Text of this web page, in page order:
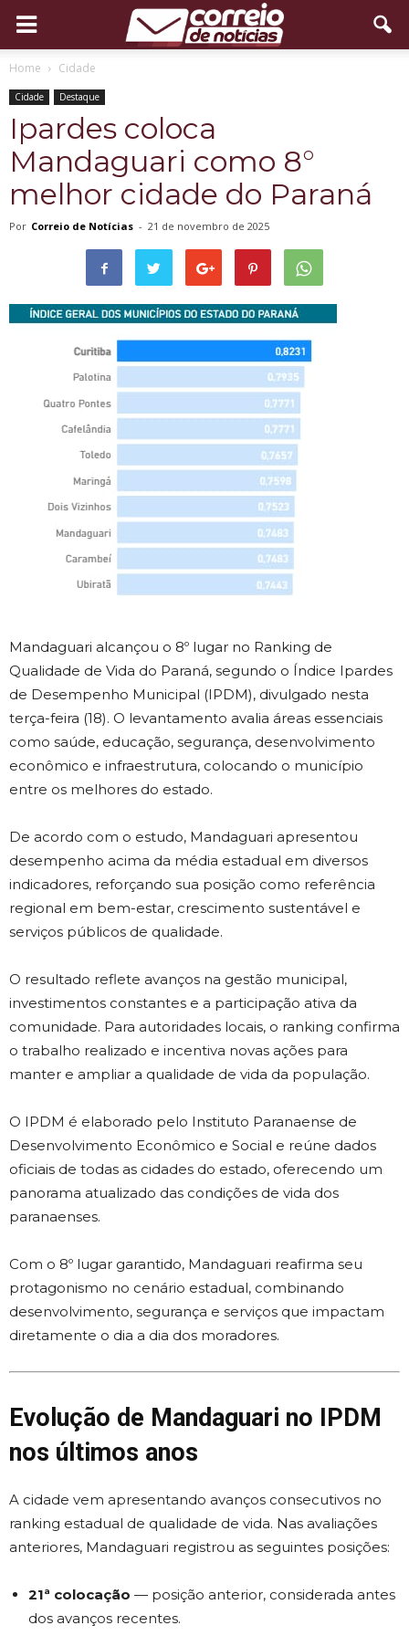
Home Cidade
Cidade Destaque
Ipardes coloca
Mandaguari como 8°
melhor cidade do Paraná
Por Correio de Notícias - 21 de novembro de 2025
Mandaguari alcançou o 8º lugar no Ranking de
Qualidade de Vida do Paraná, segundo o Índice Ipardes
de Desempenho Municipal (IPDM), divulgado nesta
terça-feira (18). O levantamento avalia áreas essenciais
como saúde, educação, segurança, desenvolvimento
econômico e infraestrutura, colocando o município
entre os melhores do estado.
De acordo com o estudo, Mandaguari apresentou
desempenho acima da média estadual em diversos
indicadores, reforçando sua posição como referência
regional em bem-estar, crescimento sustentável e
serviços públicos de qualidade.
O resultado reflete avanços na gestão municipal,
investimentos constantes e a participação ativa da
comunidade. Para autoridades locais, o ranking confirma
o trabalho realizado e incentiva novas ações para
manter e ampliar a qualidade de vida da população.
O IPDM é elaborado pelo Instituto Paranaense de
Desenvolvimento Econômico e Social e reúne dados
oficiais de todas as cidades do estado, oferecendo um
panorama atualizado das condições de vida dos
paranaenses.
Com o 8º lugar garantido, Mandaguari reafirma seu
protagonismo no cenário estadual, combinando
desenvolvimento, segurança e serviços que impactam
diretamente o dia a dia dos moradores.
Evolução de Mandaguari no IPDM
nos últimos anos
A cidade vem apresentando avanços consecutivos no
ranking estadual de qualidade de vida. Nas avaliações
anteriores, Mandaguari registrou as seguintes posições:
21ª colocação — posição anterior, considerada antes
dos avanços recentes.